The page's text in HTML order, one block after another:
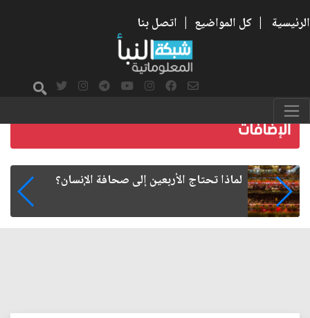
الرئيسية | كل المواضيع | اتصل بنا
هل تمنح الجامعة شهادة... أم تعيد تشكيل طريقة